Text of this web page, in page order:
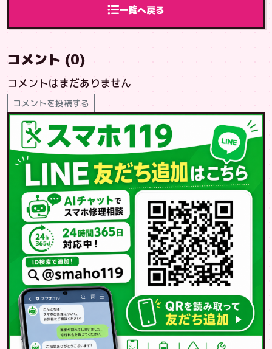
一覧へ戻る
コメント (0)
コメントはまだありません
コメントを投稿する